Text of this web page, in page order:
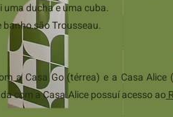
ducha e uma cuba.
são Trousseau.
a Casa Go (térrea) e a Casa Alice
com a Casa Alice possuí acesso ao